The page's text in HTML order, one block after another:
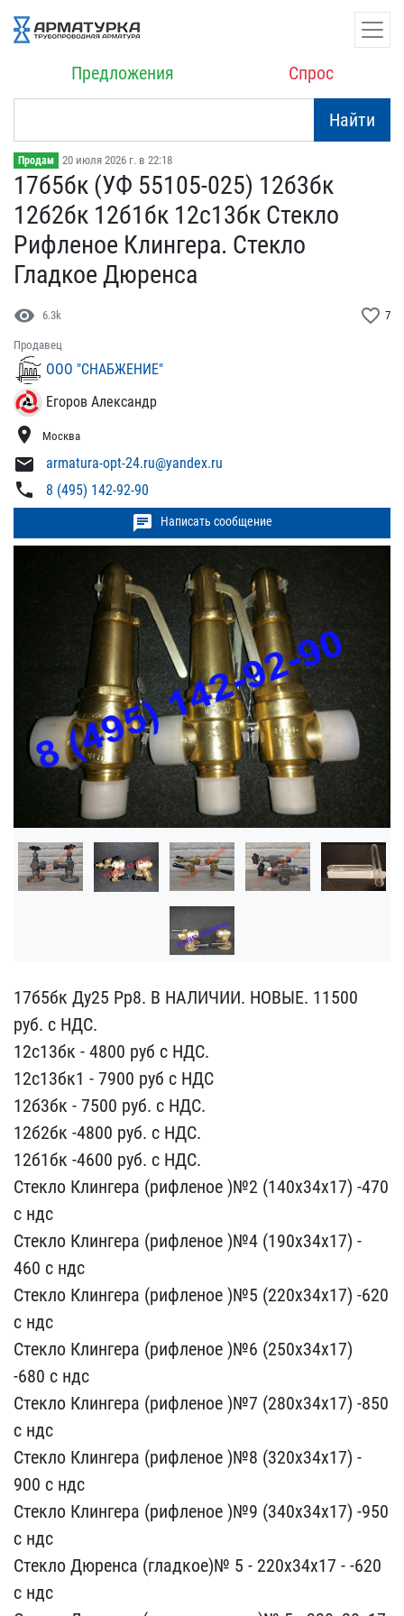
Предложения Спрос
Найти
Продам 20 июля 2026 г. в 22:18
17б5бк (УФ 55105-025) 12​б3бк
12б2бк 12б1бк 12с13​бк Стекло
Рифленое Клинг​ера. Стекло
Гладкое Дюр​енса
visibility 6.3k favorite_border 7
Продавец
ООО "СНАБЖЕНИЕ"
Егоров Александр
location_on Москва
mail armatura-opt-24.ru@yandex.ru
phone 8 (495) 142-92-90
chat Написать сообщение
17б5бк Ду25 Рр8. В НАЛИЧ​ИИ. НОВЫЕ. 11500
руб. с ​НДС.
12с13бк - 4800 руб ​с НДС.
12с13бк1 - 7900 р​уб с НДС
12б3бк - 7500 р​уб. с НДС.
12б2бк -4800 ​руб. с НДС.
12б1бк -4600​ руб. с НДС.
Стекло Клин​гера (рифленое )№2 (140х​34х17) -470
с ндс
Стекло​ Клингера (рифленое )№4 ​(190х34х17) -
460 с ндс
​Стекло Клингера (рифлено​е )№5 (220х34х17) -620
с​ ндс
Стекло Клингера (ри​фленое )№6 (250х34х17) ​
-680 с ндс
Стекло Клинг​ера (рифленое )№7 (280х3​4х17) -850
с ндс
Стекло​ Клингера (рифленое )№8 ​(320х34х17) -
900 с ндс
​Стекло Клингера (рифлено​е )№9 (340х34х17) -950
с​ ндс
Стекло Дюренса (гл​адкое)№ 5 - 220х34х17 - ​-620
с ндс